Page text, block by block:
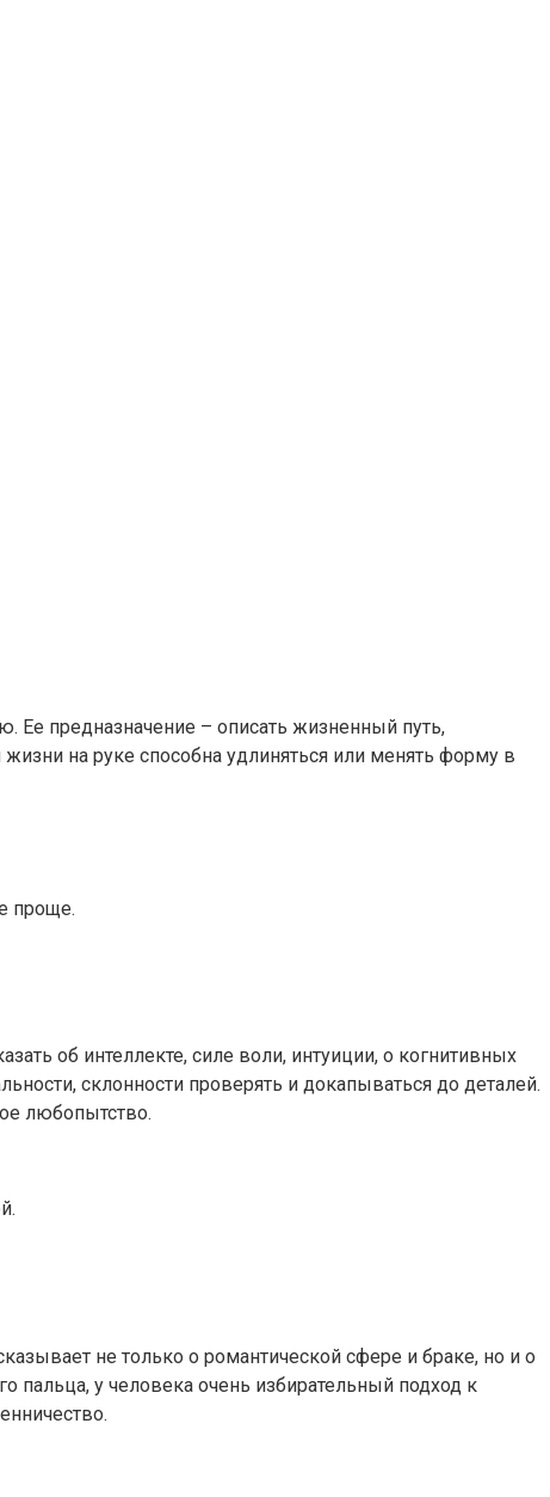
Ее предназначение – описать жизненный путь,
на руке способна удлиняться или менять форму в
проще.
об интеллекте, силе воли, интуиции, о когнитивных
склонности проверять и докапываться до деталей.
любопытство.
не только о романтической сфере и браке, но и о
пальца, у человека очень избирательный подход к